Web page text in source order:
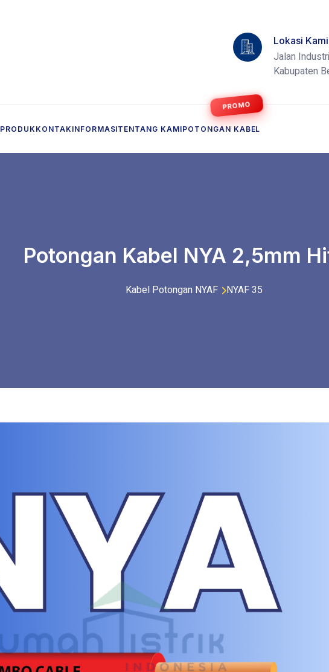
Lokasi Kami
Jalan
Kabupaten
PRODUK KONTAK INFORMASITENTANG KAMIPOTONGAN KABEL
Potongan Kabel NYA 2,5mm
Kabel Potongan NYAF NYAF 35